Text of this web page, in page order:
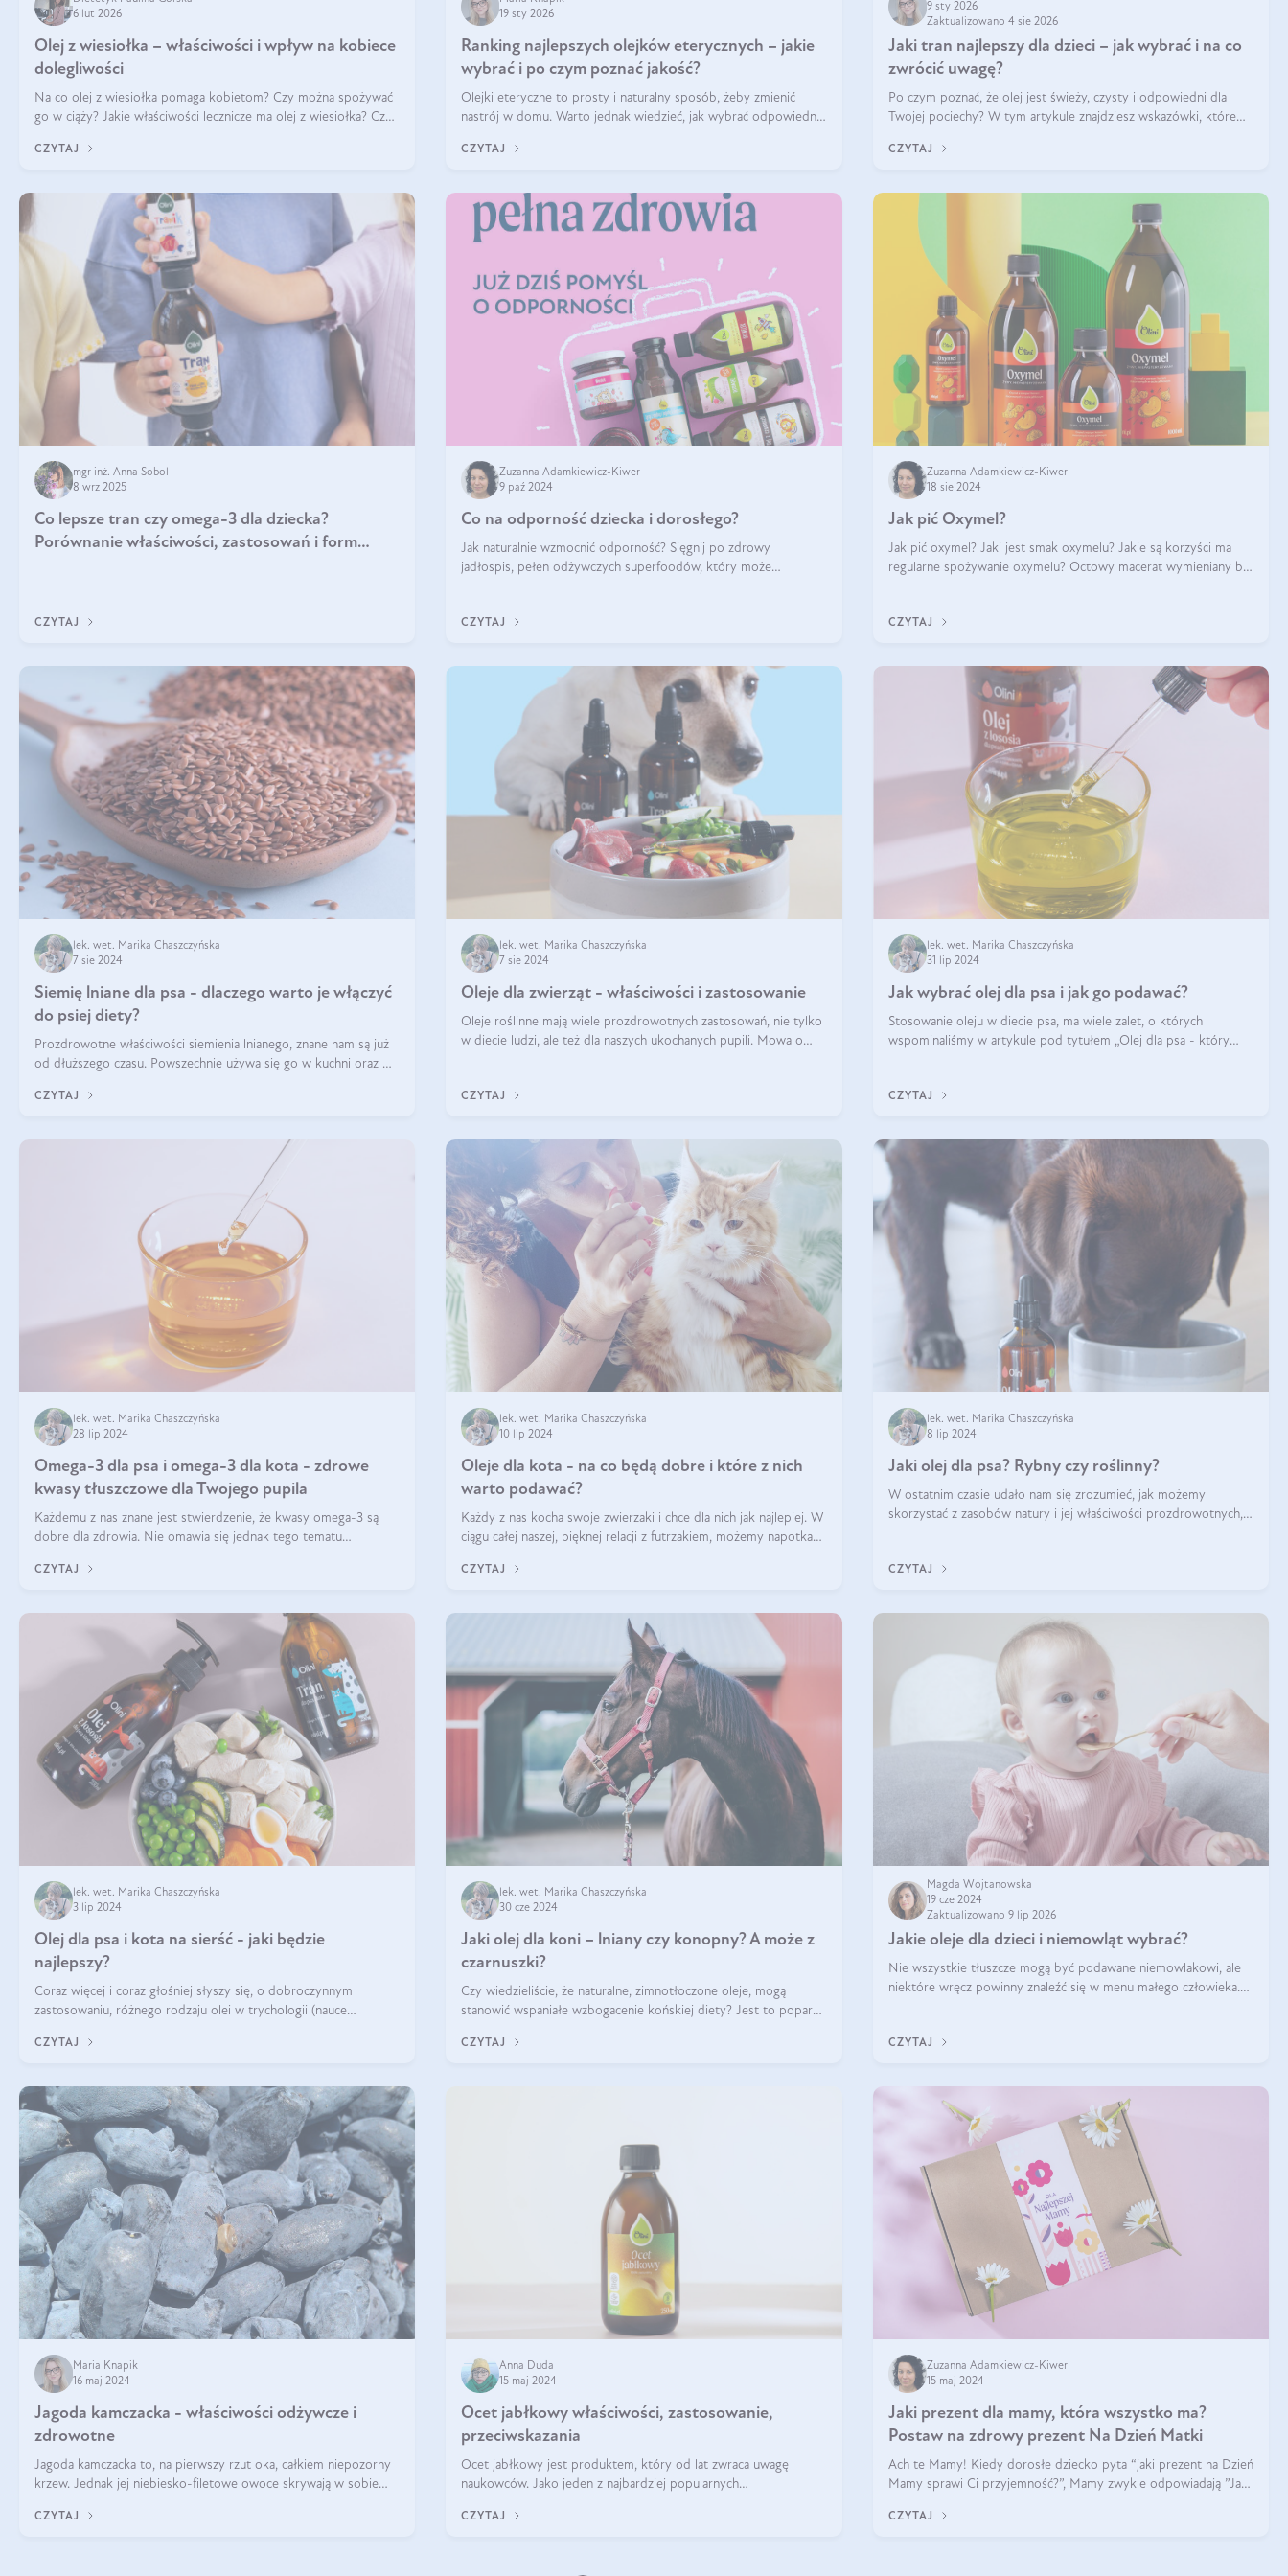
6 lut 2026
Olej z wiesiołka – właściwości i wpływ na kobiece
dolegliwości
Na co olej z wiesiołka pomaga kobietom? Czy można spożywać
go w ciąży? Jakie właściwości lecznicze ma olej z wiesiołka? Czy
efekty? Jaka jes
CZYTAJ
19 sty 2026
Ranking najlepszych olejków eterycznych – jakie
wybrać i po czym poznać jakość?
Olejki eteryczne to prosty i naturalny sposób, żeby zmienić
nastrój w domu. Warto jednak wiedzieć, jak wybrać odpowiednie
eteryczne są najlepsze? Poznaj najważniejsze kryteria wyboru!
CZYTAJ
9 sty 2026
Zaktualizowano 4 sie 2026
Jaki tran najlepszy dla dzieci – jak wybrać i na co
zwrócić uwagę?
Po czym poznać, że olej jest świeży, czysty i odpowiedni dla
Twojej pociechy? W tym artykule znajdziesz wskazówki, które
CZYTAJ
mgr inż. Anna Sobol
8 wrz 2025
Co lepsze tran czy omega-3 dla dziecka?
Porównanie właściwości, zastosowań i form
CZYTAJ
Zuzanna Adamkiewicz-Kiwer
9 paź 2024
Co na odporność dziecka i dorosłego?
Jak naturalnie wzmocnić odporność? Sięgnij po zdrowy
jadłospis, pełen odżywczych superfoodów, który może
CZYTAJ
Zuzanna Adamkiewicz-Kiwer
18 sie 2024
Jak pić Oxymel?
Jak pić oxymel? Jaki jest smak oxymelu? Jakie są korzyści ma
regularne spożywanie oxymelu? Octowy macerat wymieniany był
CZYTAJ
lek. wet. Marika Chaszczyńska
7 sie 2024
Siemię lniane dla psa - dlaczego warto je włączyć
do psiej diety?
Prozdrowotne właściwości siemienia lnianego, znane nam są już
od dłuższego czasu. Powszechnie używa się go w kuchni oraz w
właściwości odn
CZYTAJ
lek. wet. Marika Chaszczyńska
7 sie 2024
Oleje dla zwierząt - właściwości i zastosowanie
Oleje roślinne mają wiele prozdrowotnych zastosowań, nie tylko
w diecie ludzi, ale też dla naszych ukochanych pupili. Mowa o
CZYTAJ
lek. wet. Marika Chaszczyńska
31 lip 2024
Jak wybrać olej dla psa i jak go podawać?
Stosowanie oleju w diecie psa, ma wiele zalet, o których
wspominaliśmy w artykule pod tytułem „Olej dla psa - który
CZYTAJ
lek. wet. Marika Chaszczyńska
28 lip 2024
Omega-3 dla psa i omega-3 dla kota - zdrowe
kwasy tłuszczowe dla Twojego pupila
Każdemu z nas znane jest stwierdzenie, że kwasy omega-3 są
dobre dla zdrowia. Nie omawia się jednak tego tematu
wpływają te dobroczynne kwasy tłus
CZYTAJ
lek. wet. Marika Chaszczyńska
10 lip 2024
Oleje dla kota - na co będą dobre i które z nich
warto podawać?
Każdy z nas kocha swoje zwierzaki i chce dla nich jak najlepiej. W
ciągu całej naszej, pięknej relacji z futrzakiem, możemy napotkać
prostu
CZYTAJ
lek. wet. Marika Chaszczyńska
8 lip 2024
Jaki olej dla psa? Rybny czy roślinny?
W ostatnim czasie udało nam się zrozumieć, jak możemy
skorzystać z zasobów natury i jej właściwości prozdrowotnych,
CZYTAJ
lek. wet. Marika Chaszczyńska
3 lip 2024
Olej dla psa i kota na sierść - jaki będzie
najlepszy?
Coraz więcej i coraz głośniej słyszy się, o dobroczynnym
zastosowaniu, różnego rodzaju olei w trychologii (nauce
sprawdzają się przy wypadan
CZYTAJ
lek. wet. Marika Chaszczyńska
30 cze 2024
Jaki olej dla koni – lniany czy konopny? A może z
czarnuszki?
Czy wiedzieliście, że naturalne, zimnotłoczone oleje, mogą
stanowić wspaniałe wzbogacenie końskiej diety? Jest to poparte
Koni stosuje, by
CZYTAJ
Magda Wojtanowska
19 cze 2024
Zaktualizowano 9 lip 2026
Jakie oleje dla dzieci i niemowląt wybrać?
Nie wszystkie tłuszcze mogą być podawane niemowlakowi, ale
niektóre wręcz powinny znaleźć się w menu małego człowieka.
CZYTAJ
Maria Knapik
16 maj 2024
Jagoda kamczacka - właściwości odżywcze i
zdrowotne
Jagoda kamczacka to, na pierwszy rzut oka, całkiem niepozorny
krzew. Jednak jej niebiesko-filetowe owoce skrywają w sobie
w tym wpisie!
CZYTAJ
Anna Duda
15 maj 2024
Ocet jabłkowy właściwości, zastosowanie,
przeciwskazania
Ocet jabłkowy jest produktem, który od lat zwraca uwagę
naukowców. Jako jeden z najbardziej popularnych
mikroskopów a zdrowotne właściwości
CZYTAJ
Zuzanna Adamkiewicz-Kiwer
15 maj 2024
Jaki prezent dla mamy, która wszystko ma?
Postaw na zdrowy prezent Na Dzień Matki
Ach te Mamy! Kiedy dorosłe dziecko pyta “jaki prezent na Dzień
Mamy sprawi Ci przyjemność?”, Mamy zwykle odpowiadają ”Ja
prezent na Dzień Ma
CZYTAJ